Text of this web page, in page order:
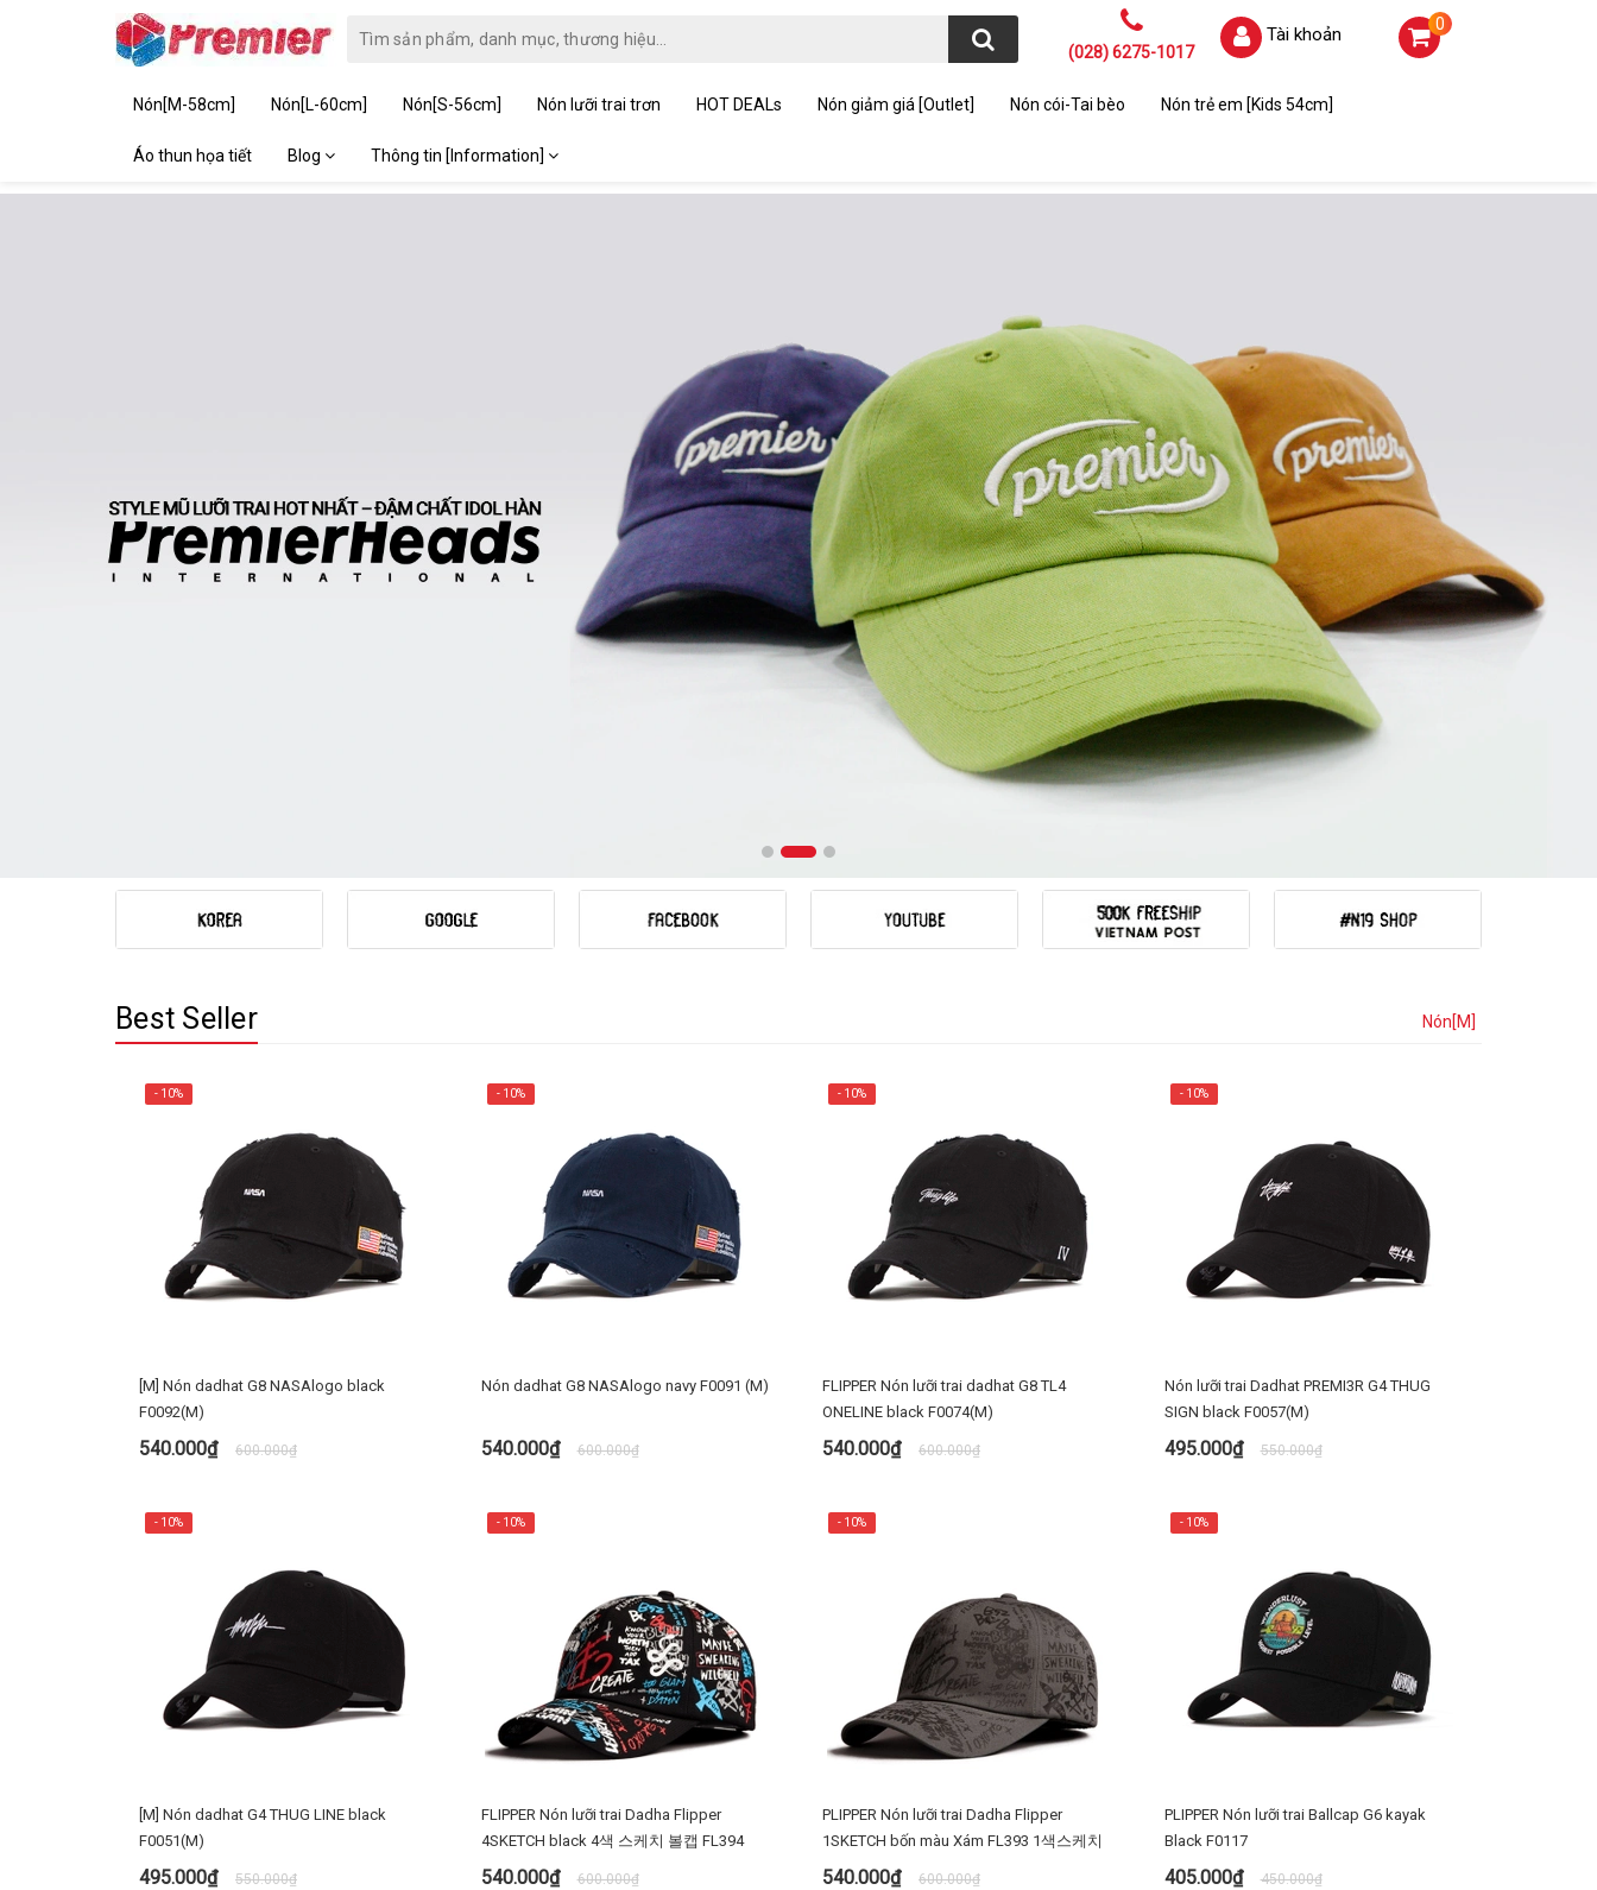
(028) 6275-1017
Tài khoản 0
Nón[M-58cm] Nón[L-60cm] Nón[S-56cm] Nón lưỡi trai trơn HOT DEALs Nón giảm giá [Outlet] Nón cói-Tai bèo Nón trẻ em [Kids 54cm]
Áo thun họa tiết Blog Thông tin [Information]
Best Seller Nón[M]
- 10%
[M] Nón dadhat G8 NASAlogo black
F0092(M)
540.000₫ 600.000₫
- 10%
Nón dadhat G8 NASAlogo navy F0091 (M)
540.000₫ 600.000₫
- 10%
FLIPPER Nón lưỡi trai dadhat G8 TL4
ONELINE black F0074(M)
540.000₫ 600.000₫
- 10%
Nón lưỡi trai Dadhat PREMI3R G4 THUG
SIGN black F0057(M)
495.000₫ 550.000₫
- 10%
[M] Nón dadhat G4 THUG LINE black
F0051(M)
495.000₫ 550.000₫
- 10%
FLIPPER Nón lưỡi trai Dadha Flipper
4SKETCH black 4색 스케치 볼캡 FL394
540.000₫ 600.000₫
- 10%
PLIPPER Nón lưỡi trai Dadha Flipper
1SKETCH bốn màu Xám FL393 1색스케치
540.000₫ 600.000₫
- 10%
PLIPPER Nón lưỡi trai Ballcap G6 kayak
Black F0117
405.000₫ 450.000₫